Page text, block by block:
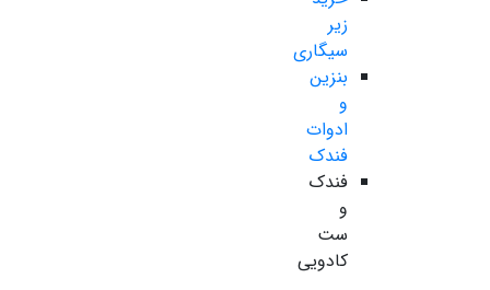
زیر
سیگاری
بنزین
و
ادوات
فندک
فندک
و
ست
کادویی